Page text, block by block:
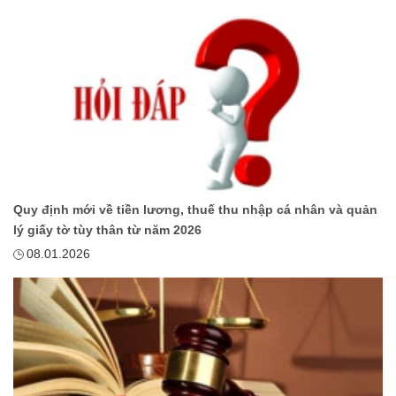
Quy định mới về tiền lương, thuế thu nhập cá nhân và quản
lý giấy tờ tùy thân từ năm 2026
08.01.2026